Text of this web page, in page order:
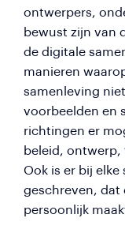
ontwerpers,
bewust zijn van
de digitale
manieren
samenleving
voorbeelden en
richtingen er
beleid, ontwerp,
Ook is er bij elke
geschreven, dat
persoonlijk